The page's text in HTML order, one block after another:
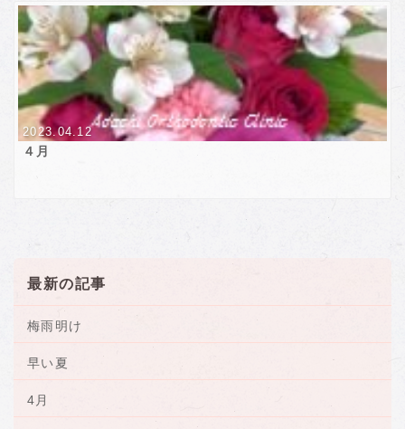
2023.04.12
４月
最新の記事
梅雨明け
早い夏
4月